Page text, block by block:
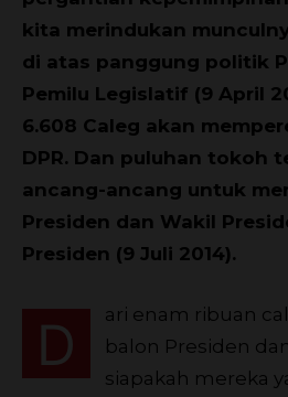
kita merindu­kan
di atas panggung politik
Pemilu Legislatif (9 April
6.608 Caleg akan
DPR. Dan puluhan tokoh
ancang-ancang untuk
Presiden dan Wakil
Presiden (9 Juli 2014).
D
ari enam ribuan
balon Presiden
siapakah mereka